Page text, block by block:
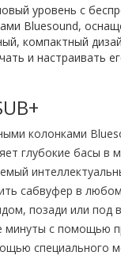
уровень с
Bluesound,
компактный
и настраивать
колонками
глубокие басы в
сабвуфер в
позади или под
минуты с помощью
специального